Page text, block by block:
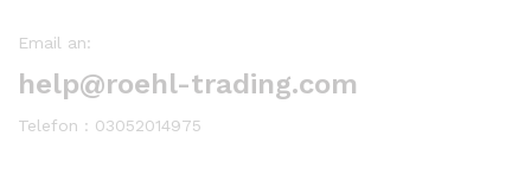
Email an:
help@roehl-trading.com
Telefon : 03052014975